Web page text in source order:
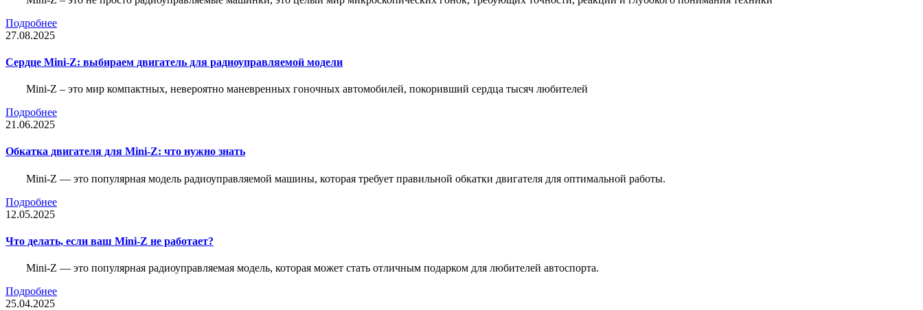
Подробнее
27.08.2025
Сердце Mini-Z: выбираем двигатель для радиоуправляемой модели
Mini-Z – это мир компактных, невероятно маневренных гоночных автомобилей, покоривший сердца тысяч любителей
Подробнее
21.06.2025
Обкатка двигателя для Mini-Z: что нужно знать
Mini-Z — это популярная модель радиоуправляемой машины, которая требует правильной обкатки двигателя для оптимальной работы.
Подробнее
12.05.2025
Что делать, если ваш Mini-Z не работает?
Mini-Z — это популярная радиоуправляемая модель, которая может стать отличным подарком для любителей автоспорта.
Подробнее
25.04.2025